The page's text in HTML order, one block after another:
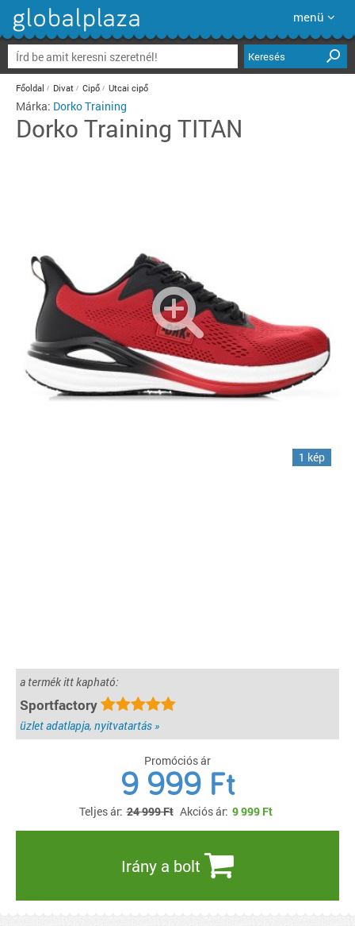
menü
Keresés
Főoldal Divat Cipő Utcai cipő
Márka: Dorko Training
Dorko Training TITAN
1 kép
a termék itt kapható:
Sportfactory
üzlet adatlapja, nyitvatartás »
Promóciós ár
9 999 Ft
Teljes ár: 24 999 Ft Akciós ár: 9 999 Ft
Irány a bolt